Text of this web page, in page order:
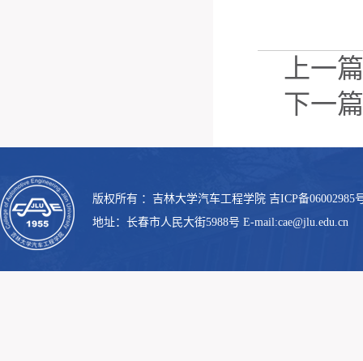
上一
下一
版权所有 ：吉林大学汽车工程学院 吉ICP备06002985
地址：长春市人民大街5988号 E-mail:cae@jlu.edu.cn